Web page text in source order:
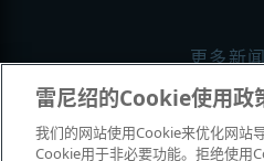
更多新
©
联系我
雷尼绍的Cookie使用政
我们的网站使用Cookie来优化网站
Cookie用于非必要功能。拒绝使用